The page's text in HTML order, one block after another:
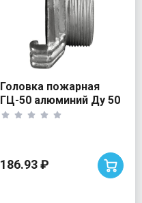
Головка пожарная
ГЦ-50 алюминий Ду 50
цапковая
186.93 ₽